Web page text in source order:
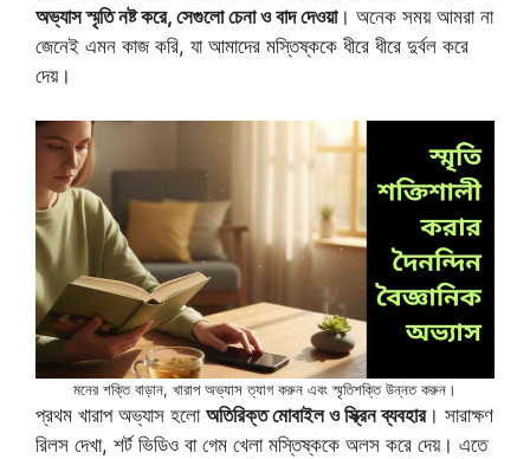
অভ্যাস স্মৃতি নষ্ট করে, সেগুলো চেনা ও বাদ দেওয়া। অনেক সময় আমরা না
জেনেই এমন কাজ করি, যা আমাদের মস্তিষ্ককে ধীরে ধীরে দুর্বল করে
দেয়।
মনের শক্তি বাড়ান, খারাপ অভ্যাস ত্যাগ করুন এবং স্মৃতিশক্তি উন্নত করুন।
প্রথম খারাপ অভ্যাস হলো অতিরিক্ত মোবাইল ও স্ক্রিন ব্যবহার। সারাক্ষণ
রিলস দেখা, শর্ট ভিডিও বা গেম খেলা মস্তিষ্ককে অলস করে দেয়। এতে